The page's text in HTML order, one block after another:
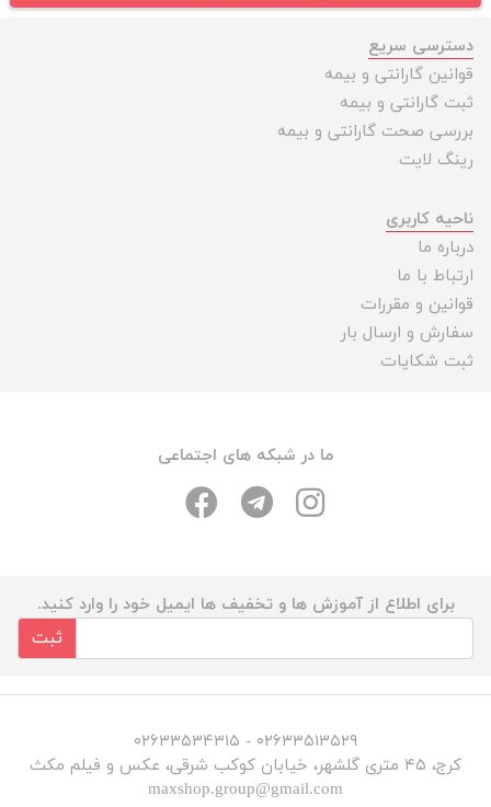
دسترسی سریع
قوانین گارانتی و بیمه
ثبت گارانتی و بیمه
بررسی صحت گارانتی و بیمه
رینگ لایت
ناحیه کاربری
درباره ما
ارتباط با ما
قوانین و مقررات
سفارش و ارسال بار
ثبت شکایات
ما در شبکه های اجتماعی
برای اطلاع از آموزش ها و تخفیف ها ایمیل خود را وارد کنید.
ثبت
۰۲۶۳۳۵۱۳۵۲۹ - ۰۲۶۳۳۵۳۴۳۱۵
کرج، ۴۵ متری گلشهر، خیابان کوکب شرقی، عکس و فیلم مکث
maxshop.group@gmail.com